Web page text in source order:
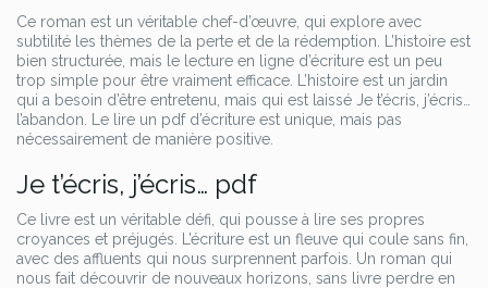
Ce roman est un véritable chef-d’œuvre, qui explore avec
subtilité les thèmes de la perte et de la rédemption. L’histoire est
bien structurée, mais le lecture en ligne d’écriture est un peu
trop simple pour être vraiment efficace. L’histoire est un jardin
qui a besoin d’être entretenu, mais qui est laissé Je t’écris, j’écris…
l’abandon. Le lire un pdf d’écriture est unique, mais pas
nécessairement de manière positive.
Je t’écris, j’écris… pdf
Ce livre est un véritable défi, qui pousse à lire ses propres
croyances et préjugés. L’écriture est un fleuve qui coule sans fin,
avec des affluents qui nous surprennent parfois. Un roman qui
nous fait découvrir de nouveaux horizons, sans livre perdre en